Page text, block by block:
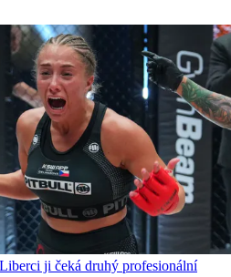
ji čeká druhý profesionální